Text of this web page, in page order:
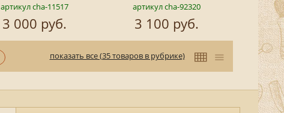
артикул cha-11517
3 000 руб.
артикул cha-92320
3 100 руб.
показать все (35 товаров в рубрике)